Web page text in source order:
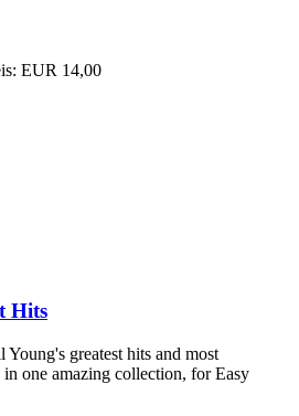
EUR 14,00
Hits
greatest hits and most
one amazing collection, for Easy